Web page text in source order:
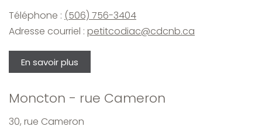
Téléphone : (506) 756-3404
Adresse courriel : petitcodiac@cdcnb.ca
En savoir plus
Moncton - rue Cameron
30, rue Cameron